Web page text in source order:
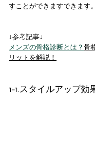
すことができますできます。
↓参考記事↓
メンズの骨格診断とは？ 骨
リットを解説！
1-1.スタイルアップ効